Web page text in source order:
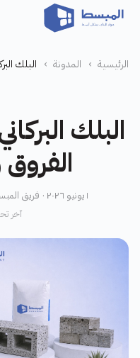
الرئيسية › المدونة › البلك
البلك
١ يونيو ٢٠٢٦ · فريق المبسط · 4 دقائق قراءة · مقالة رقم 11
آخر تحديث: